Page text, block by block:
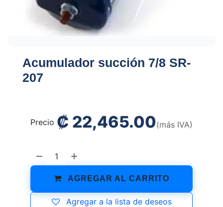
Acumulador succión 7/8 SR-
207
AGREGAR AL CARRITO
Agregar a la lista de deseos
Precio ₡ 22,465.00(más IVA)